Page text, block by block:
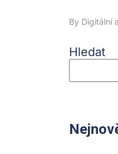
By Digitální
Hledat